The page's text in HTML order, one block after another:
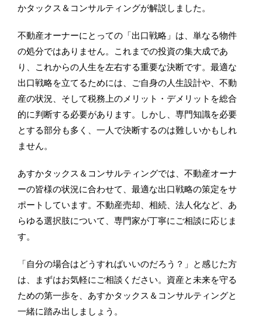
かタックス＆コンサルティングが解説しました。
不動産オーナーにとっての「出口戦略」は、単なる物件
の処分ではありません。これまでの投資の集大成であ
り、これからの人生を左右する重要な決断です。最適な
出口戦略を立てるためには、ご自身の人生設計や、不動
産の状況、そして税務上のメリット・デメリットを総合
的に判断する必要があります。しかし、専門知識を必要
とする部分も多く、一人で決断するのは難しいかもしれ
ません。
あすかタックス＆コンサルティングでは、不動産オーナ
ーの皆様の状況に合わせて、最適な出口戦略の策定をサ
ポートしています。不動産売却、相続、法人化など、あ
らゆる選択肢について、専門家が丁寧にご相談に応じま
す。
「自分の場合はどうすればいいのだろう？」と感じた方
は、まずはお気軽にご相談ください。資産と未来を守る
ための第一歩を、あすかタックス＆コンサルティングと
一緒に踏み出しましょう。